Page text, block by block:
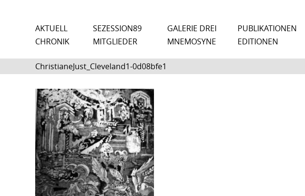
AKTUELL SEZESSION89 GALERIE DREI PUBLIKATIONEN
CHRONIK
MITGLIEDER MNEMOSYNE EDITIONEN
ChristianeJust_Cleveland1-0d08bfe1